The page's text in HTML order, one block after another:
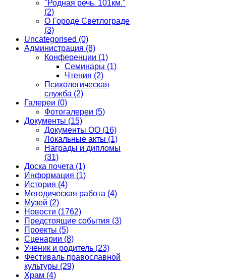
"Родная речь. 101км."
(2)
О Городе Светлограде
(3)
Uncategorised (0)
Администрация (8)
Конференции (1)
Семинары (1)
Чтения (2)
Психологическая
служба (2)
Галереи (0)
Фотогалереи (5)
Документы (15)
Документы ОО (16)
Локальные акты (1)
Награды и дипломы
(31)
Доска почета (1)
Информация (1)
История (4)
Методическая работа (4)
Музей (2)
Новости (1762)
Предстоящие события (3)
Проекты (5)
Сценарии (8)
Ученик и родитель (23)
Фестиваль православной
культуры (29)
Храм (4)